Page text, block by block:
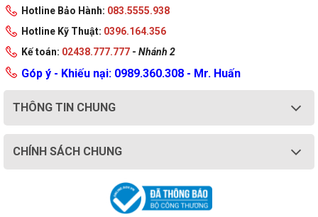
Hotline Bảo Hành: 083.5555.938
Hotline Kỹ Thuật: 0396.164.356
Kế toán: 02438.777.777 - Nhánh 2
Góp ý - Khiếu nại: 0989.360.308 - Mr. Huấn
THÔNG TIN CHUNG
CHÍNH SÁCH CHUNG